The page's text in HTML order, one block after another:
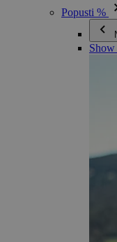
Popusti %
Show